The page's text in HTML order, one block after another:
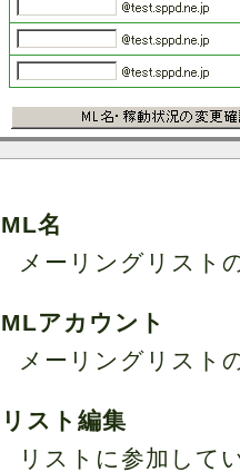
ML名
メーリングリスト
MLアカウント
メーリングリスト
リスト編集
リストに参加して